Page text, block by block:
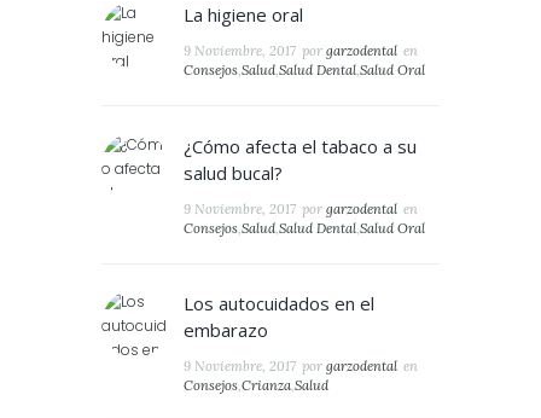
La higiene oral
9 Noviembre, 2017 por garzodental en
Consejos, Salud, Salud Dental, Salud Oral
¿Cómo afecta el tabaco a su
salud bucal?
9 Noviembre, 2017 por garzodental en
Consejos, Salud, Salud Dental, Salud Oral
Los autocuidados en el
embarazo
9 Noviembre, 2017 por garzodental en
Consejos,Crianza,Salud